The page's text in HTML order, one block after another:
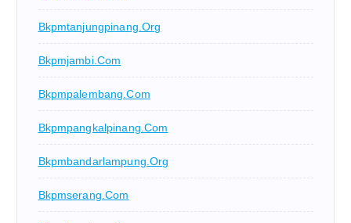
Bkpmtanjungpinang.org
Bkpmjambi.com
Bkpmpalembang.com
Bkpmpangkalpinang.com
Bkpmbandarlampung.org
Bkpmserang.com